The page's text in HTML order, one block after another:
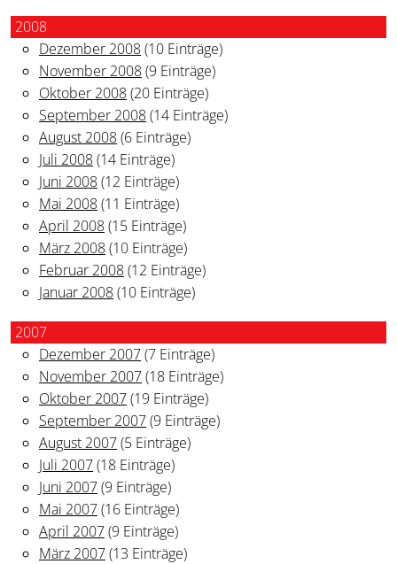
2008
Dezember 2008(10 Einträge)
November 2008(9 Einträge)
Oktober 2008(20 Einträge)
September 2008(14 Einträge)
August 2008(6 Einträge)
Juli 2008(14 Einträge)
Juni 2008(12 Einträge)
Mai 2008(11 Einträge)
April 2008(15 Einträge)
März 2008(10 Einträge)
Februar 2008(12 Einträge)
Januar 2008(10 Einträge)
2007
Dezember 2007(7 Einträge)
November 2007(18 Einträge)
Oktober 2007(19 Einträge)
September 2007(9 Einträge)
August 2007(5 Einträge)
Juli 2007(18 Einträge)
Juni 2007(9 Einträge)
Mai 2007(16 Einträge)
April 2007(9 Einträge)
März 2007(13 Einträge)